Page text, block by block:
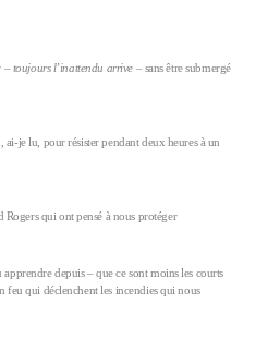
–toujours l’inattendu arrive – sans être submergé
je lu, pour résister pendant deux heures à un
Rogers qui ont pensé à nous protéger
depuis – que ce sont moins les courts
feu qui déclenchent les incendies qui nous